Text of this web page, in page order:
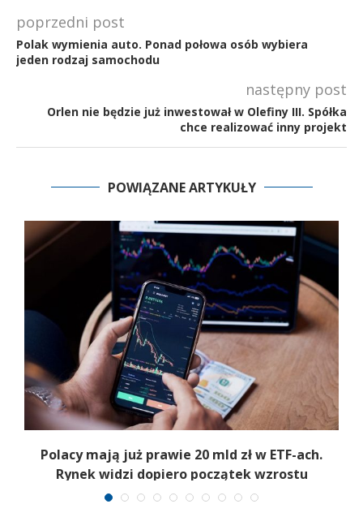
poprzedni post
Polak wymienia auto. Ponad połowa osób wybiera
jeden rodzaj samochodu
następny post
Orlen nie będzie już inwestował w Olefiny III. Spółka
chce realizować inny projekt
POWIĄZANE ARTYKUŁY
Polacy mają już prawie 20 mld zł w ETF-ach.
Rynek widzi dopiero początek wzrostu